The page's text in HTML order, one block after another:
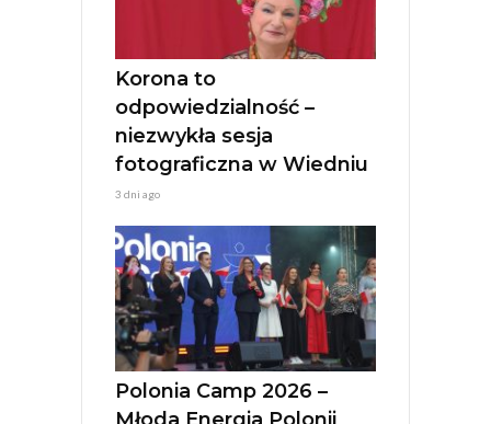
Korona to
odpowiedzialność –
niezwykła sesja
fotograficzna w Wiedniu
3 dni ago
Polonia Camp 2026 –